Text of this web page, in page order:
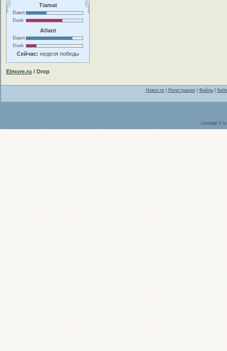
Tiamat
Dawn
Dusk
Atlant
Dawn
Dusk
Сейчас: неделя победы
Elmore.ru / Drop
Новости| Регистрация| Файлы|
Lineage 2